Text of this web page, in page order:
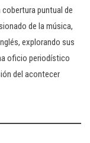
puntual de
de la música,
explorando sus
oficio periodístico
del acontecer